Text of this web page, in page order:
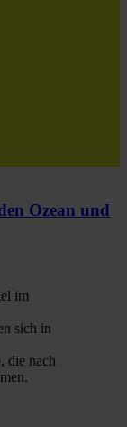
Ozean und
im
sich in
die nach